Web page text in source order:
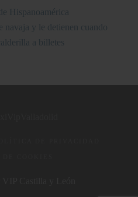
Hispanoamérica
navaja y le detienen cuando
a billetes